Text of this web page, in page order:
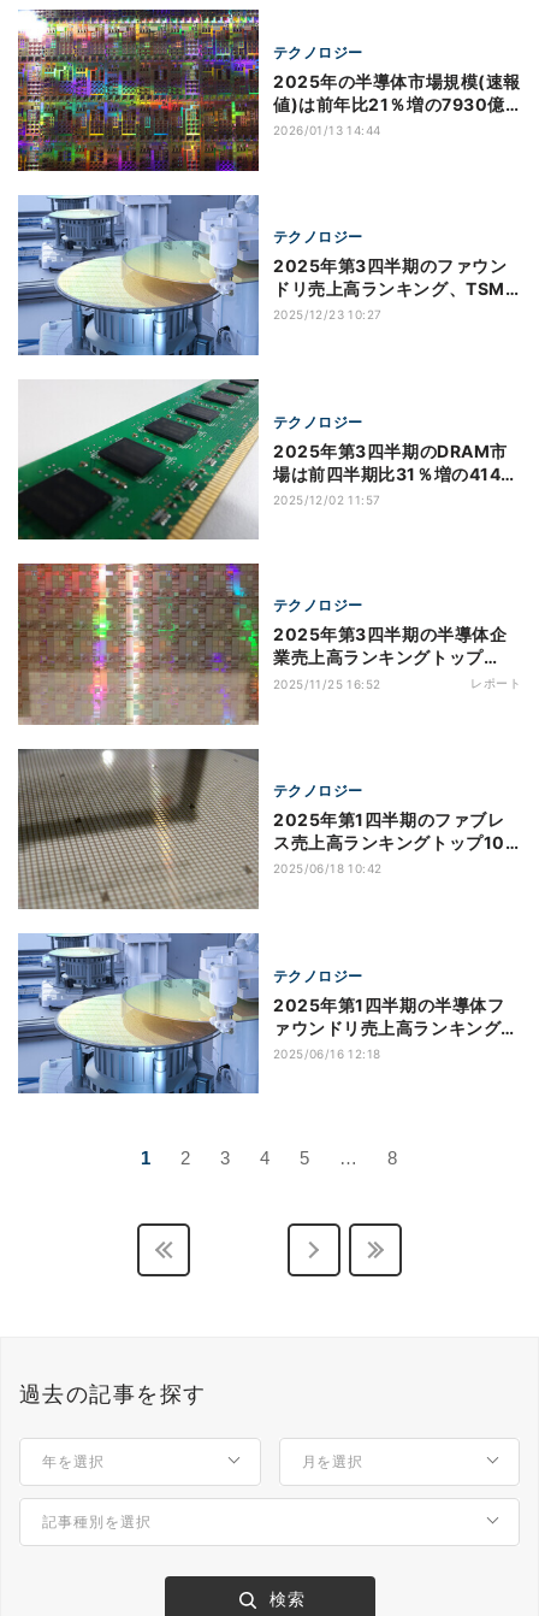
テクノロジー
2025年の半導体市場規模(速報
値)は前年比21％増の7930億
ドル、売上トップはNVIDIA
2026/01/13 14:44
テクノロジー
2025年第3四半期のファウン
ドリ売上高ランキング、TSMC
のシェアが71％に到達
2025/12/23 10:27
テクノロジー
2025年第3四半期のDRAM市
場は前四半期比31％増の414億
ドル、シェアトップはSK
2025/12/02 11:57
テクノロジー
2025年第3四半期の半導体企
業売上高ランキングトップ
20、日本勢トップは12位のソ
2025/11/25 16:52 レポート
テクノロジー
2025年第1四半期のファブレ
ス売上高ランキングトップ10
社、TrendForce調べ
2025/06/18 10:42
テクノロジー
2025年第1四半期の半導体フ
ァウンドリ売上高ランキングト
ップ10、TrendForce調べ
2025/06/16 12:18
1 2 3 4 5 … 8
過去の記事を探す